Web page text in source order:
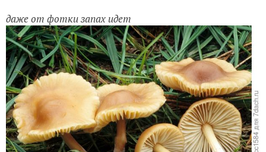
даже от фотки запах идет